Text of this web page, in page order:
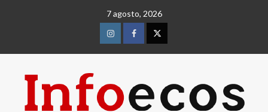
7 agosto, 2026
InstagramFacebookTwitter